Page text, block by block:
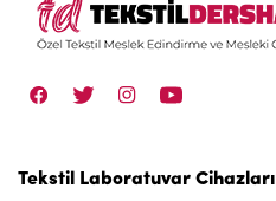
Tekstil Laboratuvar Cihazları